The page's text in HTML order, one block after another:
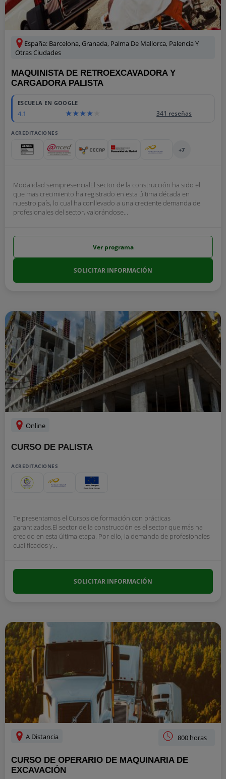
España: Barcelona, Granada, Palma De Mallorca, Palencia Y
Otras Ciudades
MAQUINISTA DE RETROEXCAVADORA Y
CARGADORA PALISTA
ESCUELA EN GOOGLE
4.1 341 reseñas
ACREDITACIONES
+7
Modalidad semipresencialEl sector de la construcción ha sido el
que mas crecimiento ha registrado en esta última década en
nuestro país, lo cual ha conllevado a una creciente demanda de
profesionales del sector, valorándose...
Ver programa
SOLICITAR INFORMACIÓN
Online
CURSO DE PALISTA
ACREDITACIONES
Te presentamos el Cursos de formación con prácticas
garantizadas.El sector de la construcción es el sector que más ha
crecido en esta última etapa. Por ello, la demanda de profesionales
cualificados y...
SOLICITAR INFORMACIÓN
A Distancia 800 horas
CURSO DE OPERARIO DE MAQUINARIA DE
EXCAVACIÓN